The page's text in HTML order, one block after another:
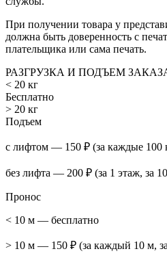
При получении товара у
должна быть доверенность с
плательщика или сама печать.
РАЗГРУЗКА И ПОДЪЕМ
< 20 кг
Бесплатно
> 20 кг
Подъем
с лифтом — 150 ₽ (за каждые 100
без лифта — 200 ₽ (за 1 этаж, за
Пронос
< 10 м — бесплатно
> 10 м — 150 ₽ (за каждый 10 м,